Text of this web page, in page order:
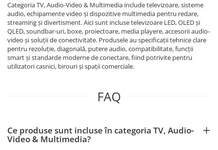
Categoria TV, Audio-Video & Multimedia include televizoare, sisteme
audio, echipamente video și dispozitive multimedia pentru redare,
streaming și divertisment. Aici sunt incluse televizoare LED, OLED și
QLED, soundbar-uri, boxe, proiectoare, media playere, accesorii audio-
video și soluții de conectivitate. Produsele au specificații tehnice clare
pentru rezoluție, diagonală, putere audio, compatibilitate, funcții
smart și standarde moderne de conectare, fiind potrivite pentru
utilizatori casnici, birouri și spații comerciale.
FAQ
Ce produse sunt incluse în categoria TV, Audio-
Video & Multimedia?